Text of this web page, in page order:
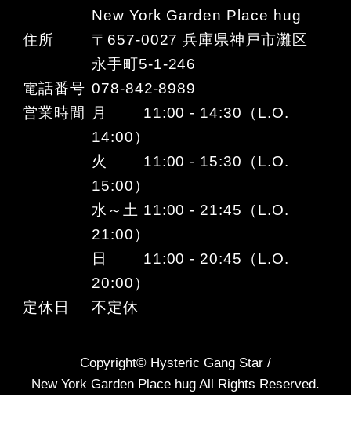
New York Garden Place hug
住所
〒657-0027 兵庫県神戸市灘区
永手町5-1-246
電話番号 078-842-8989
営業時間
月 11:00 - 14:30（L.O.
14:00）
火 11:00 - 15:30（L.O.
15:00）
水～土 11:00 - 21:45（L.O.
21:00）
日 11:00 - 20:45（L.O.
20:00）
定休日
不定休
Copyright© Hysteric Gang Star /
New York Garden Place hug All Rights Reserved.